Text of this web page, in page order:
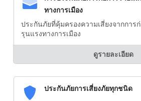
ทางการเมือง
ประกันภัยที่คุ้มครองความเสี่ยงจากการ
รุนแรงทางการเมือง
ดูรายละเอียด
ประกันภัยการเสี่ยงภัยทุกชนิด